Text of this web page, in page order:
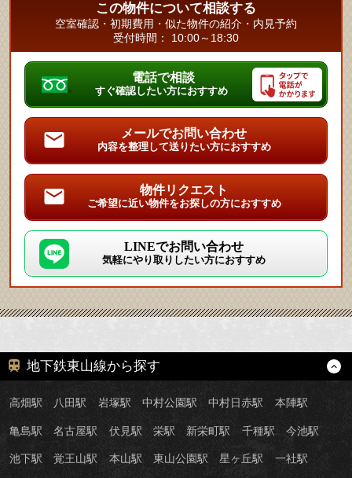
この物件について相談する
空室確認・初期費用・似た物件の紹介・内見予約
受付時間： 10:00～18:30
電話で相談
すぐ確認したい方におすすめ
メールでお問い合わせ
内容を整理して送りたい方におすすめ
物件リクエスト
ご希望に近い物件をお探しの方におすすめ
LINEでお問い合わせ
気軽にやり取りしたい方におすすめ
地下鉄東山線から探す
高畑駅 八田駅 岩塚駅 中村公園駅 中村日赤駅 本陣駅
亀島駅 名古屋駅 伏見駅 栄駅 新栄町駅 千種駅 今池駅
池下駅 覚王山駅 本山駅 東山公園駅 星ヶ丘駅 一社駅